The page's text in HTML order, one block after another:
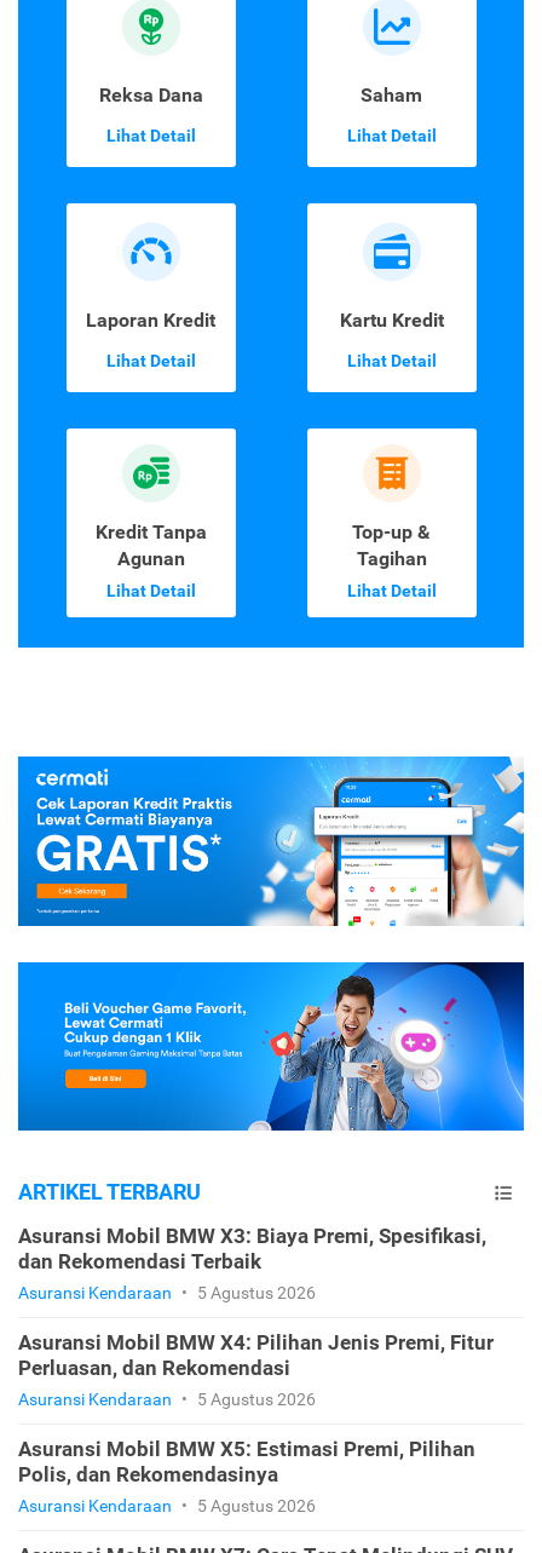
Reksa Dana
Lihat Detail
Saham
Lihat Detail
Laporan Kredit
Lihat Detail
Kartu Kredit
Lihat Detail
Kredit Tanpa
Agunan
Lihat Detail
Top-up &
Tagihan
Lihat Detail
ARTIKEL TERBARU
Asuransi Mobil BMW X3: Biaya Premi, Spesifikasi,
dan Rekomendasi Terbaik
Asuransi Kendaraan • 5 Agustus 2026
Asuransi Mobil BMW X4: Pilihan Jenis Premi, Fitur
Perluasan, dan Rekomendasi
Asuransi Kendaraan • 5 Agustus 2026
Asuransi Mobil BMW X5: Estimasi Premi, Pilihan
Polis, dan Rekomendasinya
Asuransi Kendaraan • 5 Agustus 2026